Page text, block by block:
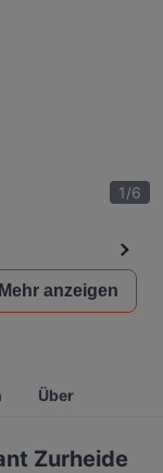
1/6
Mehr anzeigen
Über
Zurheide